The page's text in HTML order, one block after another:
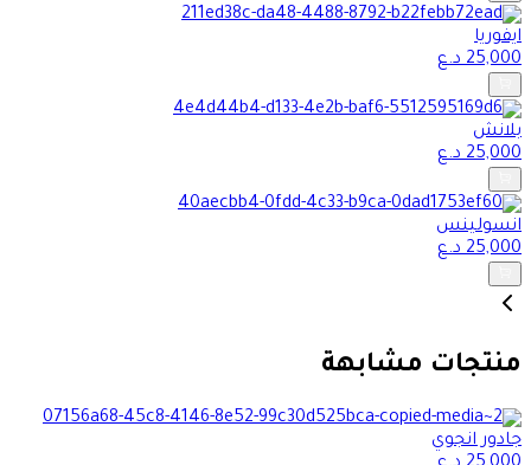
ايفوريا
25,000د.ع
بلانش
25,000د.ع
انسولينس
25,000د.ع
منتجات مشابهة
جادور انجوي